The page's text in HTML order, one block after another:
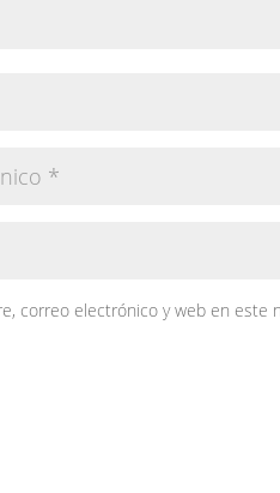
correo electrónico y web en este